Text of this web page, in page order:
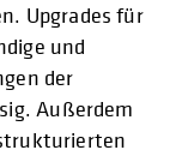
Upgrades für
und
der
Außerdem